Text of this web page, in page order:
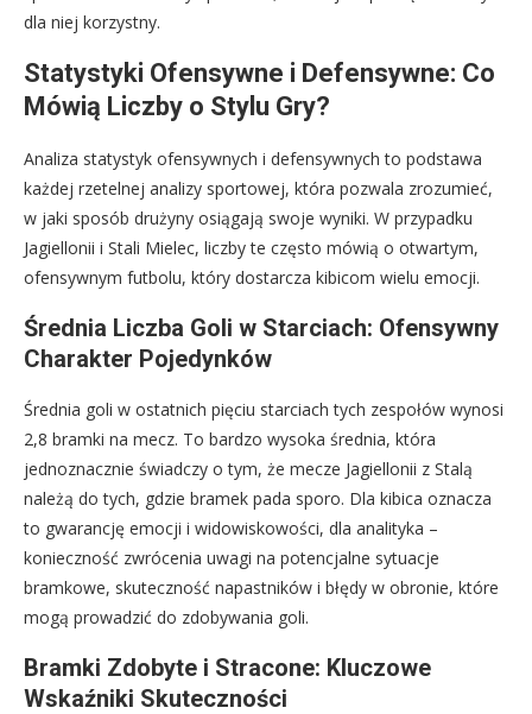
dla niej korzystny.
Statystyki Ofensywne i Defensywne: Co
Mówią Liczby o Stylu Gry?
Analiza statystyk ofensywnych i defensywnych to podstawa
każdej rzetelnej analizy sportowej, która pozwala zrozumieć,
w jaki sposób drużyny osiągają swoje wyniki. W przypadku
Jagiellonii i Stali Mielec, liczby te często mówią o otwartym,
ofensywnym futbolu, który dostarcza kibicom wielu emocji.
Średnia Liczba Goli w Starciach: Ofensywny
Charakter Pojedynków
Średnia goli w ostatnich pięciu starciach tych zespołów wynosi
2,8 bramki na mecz. To bardzo wysoka średnia, która
jednoznacznie świadczy o tym, że mecze Jagiellonii z Stalą
należą do tych, gdzie bramek pada sporo. Dla kibica oznacza
to gwarancję emocji i widowiskowości, dla analityka –
konieczność zwrócenia uwagi na potencjalne sytuacje
bramkowe, skuteczność napastników i błędy w obronie, które
mogą prowadzić do zdobywania goli.
Bramki Zdobyte i Stracone: Kluczowe
Wskaźniki Skuteczności